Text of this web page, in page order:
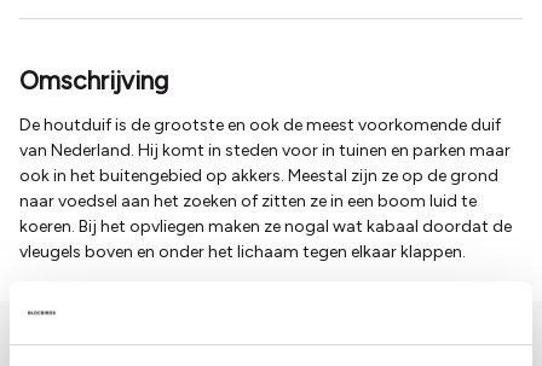
Omschrijving
De houtduif is de grootste en ook de meest voorkomende duif
van Nederland. Hij komt in steden voor in tuinen en parken maar
ook in het buitengebied op akkers. Meestal zijn ze op de grond
naar voedsel aan het zoeken of zitten ze in een boom luid te
koeren. Bij het opvliegen maken ze nogal wat kabaal doordat de
vleugels boven en onder het lichaam tegen elkaar klappen.